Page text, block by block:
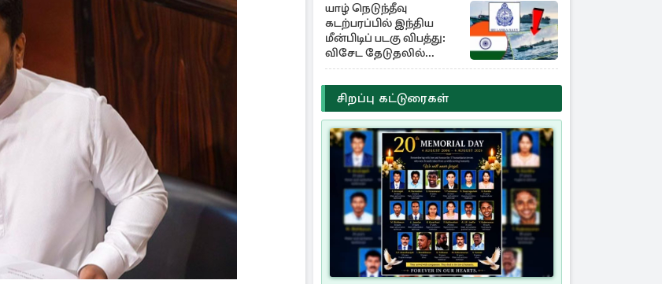
யாழ் நெடுந்தீவு
கடற்பரப்பில் இந்திய
மீன்பிடிப் படகு விபத்து:
விசேட தேடுதலில்
இலங்கை கடற்படை
சிறப்பு கட்டுரைகள்